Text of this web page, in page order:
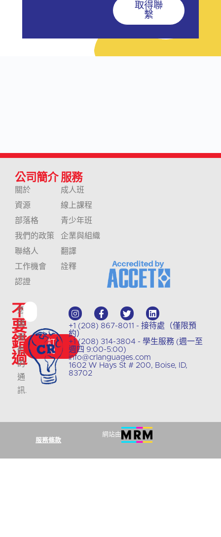
取得聯
繫
不
要
錯
過
透
過
我
們
的
通
訊.
訂
閱
+1 (208) 867-8011 - 接待處（僅限預
約）
+1 (208) 314-3804 - 學生服務 (週一至
週四 9:00-5:00)
info@crlanguages.com
1602 W Hays St # 200, Boise, ID,
83702
公司簡介
關於
資源
部落格
我們的政策
聯絡人
工作機會
認證
服務
成人班
線上課程
青少年班
企業與組織
翻譯
詮釋
服務條款
網站由